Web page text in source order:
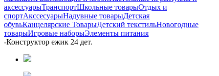
аксессуарыТранспортШкольные товарыОтдых и
спортАкссесуарыНадувные товарыДетская
обувьКанцелярские ТоварыДетский текстильНовогодные
товарыИгровые наборыЭлементы питания
-Конструктор ежик 24 дет.